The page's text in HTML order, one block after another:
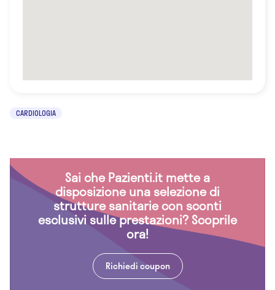
CARDIOLOGIA
Sai che Pazienti.it mette a
disposizione una selezione di
strutture sanitarie con sconti
esclusivi sulle prestazioni? Scoprile
ora!
Richiedi coupon